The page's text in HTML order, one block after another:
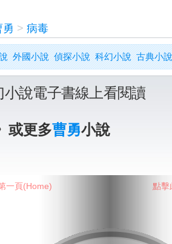
勇 > 病毒
外國小說 偵探小說 科幻小說 古典小說
小說電子書線上看閱讀
或更多曹勇小說
一頁(Home) 點擊